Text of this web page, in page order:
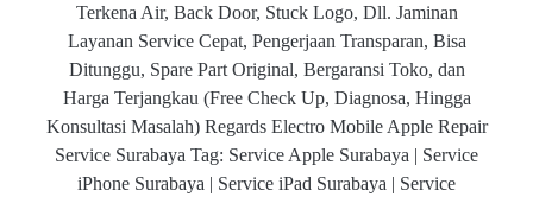
Terkena Air, Back Door, Stuck Logo, Dll. Jaminan
Layanan Service Cepat, Pengerjaan Transparan, Bisa
Ditunggu, Spare Part Original, Bergaransi Toko, dan
Harga Terjangkau (Free Check Up, Diagnosa, Hingga
Konsultasi Masalah) Regards Electro Mobile Apple Repair
Service Surabaya Tag: Service Apple Surabaya | Service
iPhone Surabaya | Service iPad Surabaya | Service